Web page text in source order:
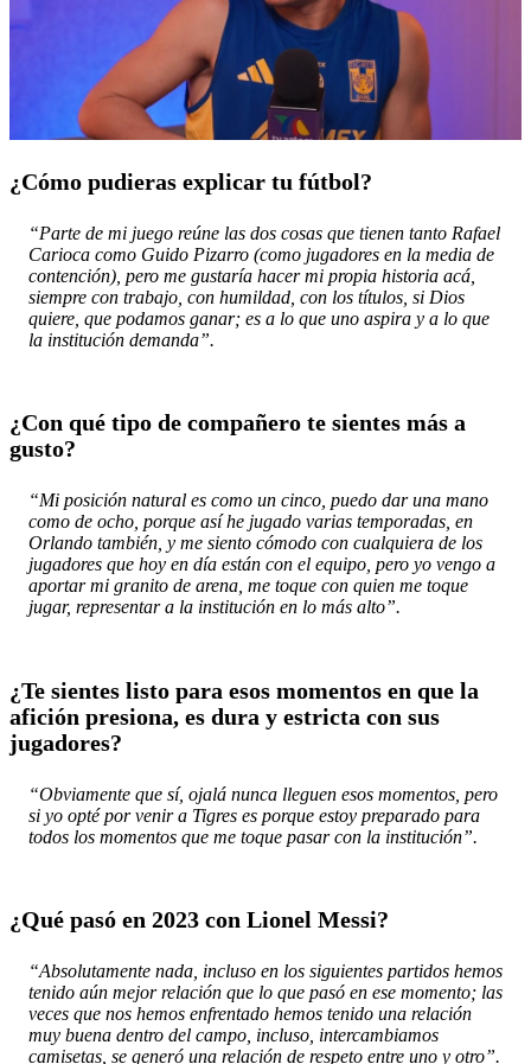
¿Cómo pudieras explicar tu fútbol?
“Parte de mi juego reúne las dos cosas que tienen tanto Rafael
Carioca como Guido Pizarro (como jugadores en la media de
contención), pero me gustaría hacer mi propia historia acá,
siempre con trabajo, con humildad, con los títulos, si Dios
quiere, que podamos ganar; es a lo que uno aspira y a lo que
la institución demanda”.
¿Con qué tipo de compañero te sientes más a
gusto?
“Mi posición natural es como un cinco, puedo dar una mano
como de ocho, porque así he jugado varias temporadas, en
Orlando también, y me siento cómodo con cualquiera de los
jugadores que hoy en día están con el equipo, pero yo vengo a
aportar mi granito de arena, me toque con quien me toque
jugar, representar a la institución en lo más alto”.
¿Te sientes listo para esos momentos en que la
afición presiona, es dura y estricta con sus
jugadores?
“Obviamente que sí, ojalá nunca lleguen esos momentos, pero
si yo opté por venir a Tigres es porque estoy preparado para
todos los momentos que me toque pasar con la institución”.
¿Qué pasó en 2023 con Lionel Messi?
“Absolutamente nada, incluso en los siguientes partidos hemos
tenido aún mejor relación que lo que pasó en ese momento; las
veces que nos hemos enfrentado hemos tenido una relación
muy buena dentro del campo, incluso, intercambiamos
camisetas, se generó una relación de respeto entre uno y otro”.